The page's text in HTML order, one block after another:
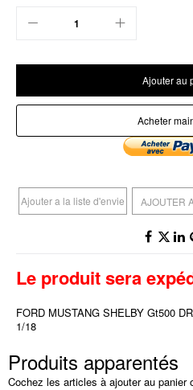
Ajouter au
Acheter
Ajouter a la liste d'envie AJOUTER
Le produit sera
FORD MUSTANG SHELBY Gt500
1/18
Produits apparentés
Cochez les articles à ajouter au panier